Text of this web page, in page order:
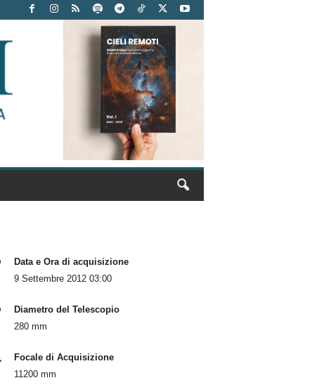
Data e Ora di acquisizione
9 Settembre 2012 03:00
Diametro del Telescopio
280 mm
Focale di Acquisizione
11200 mm